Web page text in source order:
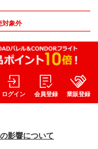
象外
ログイン 会員登録 業販登録
影響について